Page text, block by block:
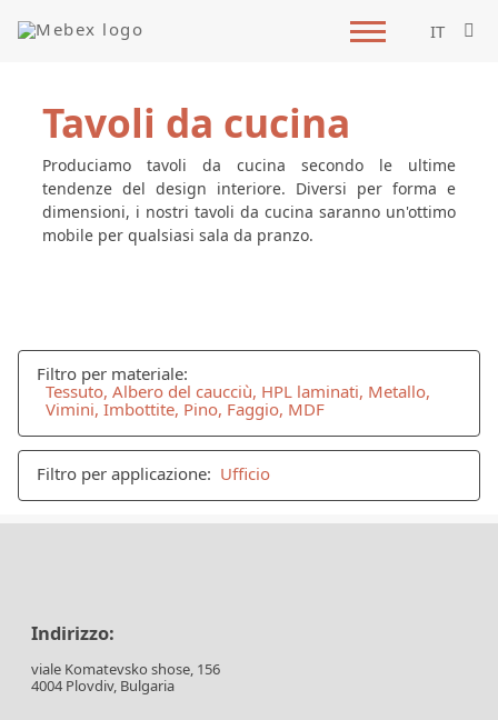
IT
Tavoli da cucina
Produciamo tavoli da cucina secondo le ultime
tendenze del design interiore. Diversi per forma e
dimensioni, i nostri tavoli da cucina saranno un'ottimo
mobile per qualsiasi sala da pranzo.
Filtro per materiale:
Tessuto, Albero del caucciù, HPL laminati, Metallo,
Vimini, Imbottite, Pino, Faggio, MDF
Filtro per applicazione: Ufficio
Indirizzo:
viale Komatevsko shose, 156
4004 Plovdiv, Bulgaria